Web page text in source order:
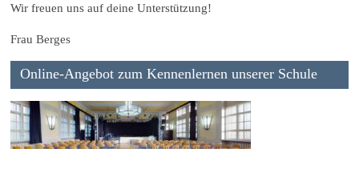
Wir freuen uns auf deine Unterstützung!
Frau Berges
Online-Angebot zum Kennenlernen unserer Schule